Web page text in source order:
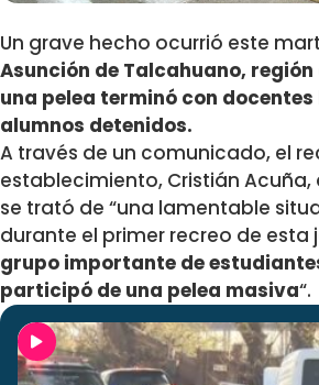
Un grave hecho ocurrió este
Asunción de Talcahuano,
una pelea terminó con
alumnos detenidos.
A través de un comunicado, el
establecimiento, Cristián
se trató de “una lamentable
durante el primer recreo de esta
grupo importante de
participó de una pelea masiva“.